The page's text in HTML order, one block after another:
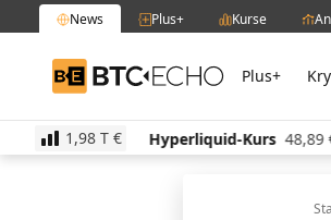
News Plus+ Kurse
BTC-ECHO Plus+
1,98 T €
Hyperliquid-Kurs 48,89 € 3.30%